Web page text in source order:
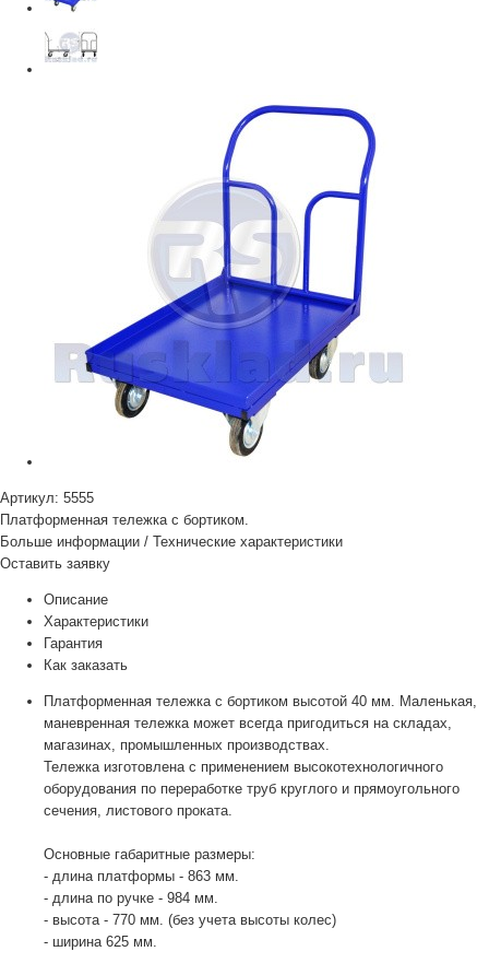
Артикул: 5555
Платформенная тележка с бортиком.
Больше информации / Технические характеристики
Оставить заявку
Описание
Характеристики
Гарантия
Как заказать
Платформенная тележка с бортиком высотой 40 мм. Маленькая,
маневренная тележка может всегда пригодиться на складах,
магазинах, промышленных производствах.
Тележка изготовлена с применением высокотехнологичного
оборудования по переработке труб круглого и прямоугольного
сечения, листового проката.
Основные габаритные размеры:
- длина платформы - 863 мм.
- длина по ручке - 984 мм.
- высота - 770 мм. (без учета высоты колес)
- ширина 625 мм.